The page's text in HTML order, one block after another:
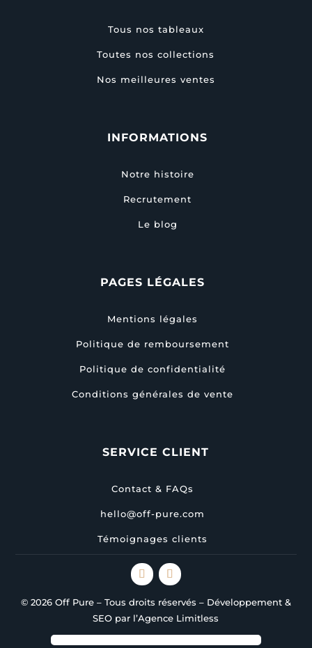
Tous nos tableaux
Toutes nos collections
Nos meilleures ventes
INFORMATIONS
Notre histoire
Recrutement
Le blog
PAGES LÉGALES
Mentions légales
Politique de remboursement
Politique de confidentialité
Conditions générales de vente
SERVICE CLIENT
Contact & FAQs
hello@off-pure.com
Témoignages clients
© 2026 Off Pure – Tous droits réservés – Développement &
SEO par l’Agence Limitless